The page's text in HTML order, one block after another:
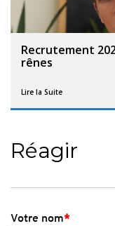
Recrutement
rênes
Lire la Suite
Réagir
Votre nom*